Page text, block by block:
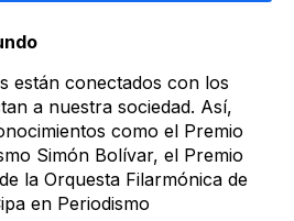
están conectados con los
a nuestra sociedad. Así,
como el Premio
Simón Bolívar, el Premio
la Orquesta Filarmónica de
en Periodismo